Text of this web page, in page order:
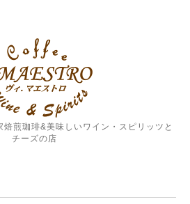
煎珈琲&美味しいワイン・スピリッツと
チーズの店